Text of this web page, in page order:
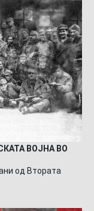
ВОЈНА ВО
од Втората